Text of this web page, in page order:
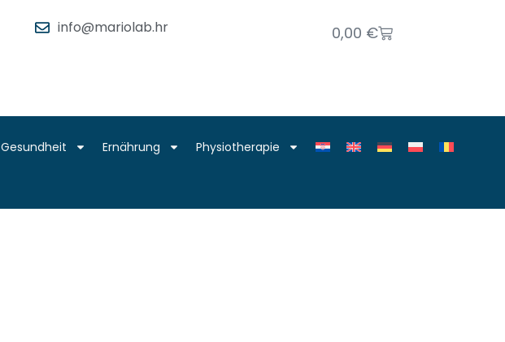
info@mariolab.hr 0,00 €
Gesundheit Ernährung Physiotherapie